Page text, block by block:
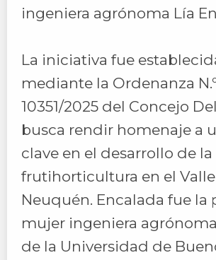
ingeniera agrónoma Lía
La iniciativa fue
mediante la Ordenanza
10351/2025 del Concejo
busca rendir homenaje a
clave en el desarrollo de la
frutihorticultura en el
Neuquén. Encalada fue la
mujer ingeniera
de la Universidad de